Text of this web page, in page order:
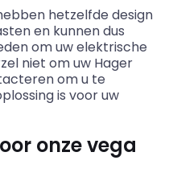
hetzelfde design
en kunnen dus
om uw elektrische
niet om uw Hager
om u te
is voor uw
onze vega